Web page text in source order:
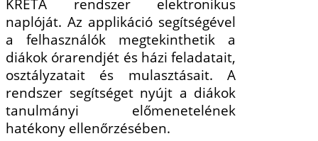
KRÉTA rendszer elektronikus
naplóját. Az applikáció segítségével
a felhasználók megtekinthetik a
diákok órarendjét és házi feladatait,
osztályzatait és mulasztásait. A
rendszer segítséget nyújt a diákok
tanulmányi előmenetelének
hatékony ellenőrzésében.